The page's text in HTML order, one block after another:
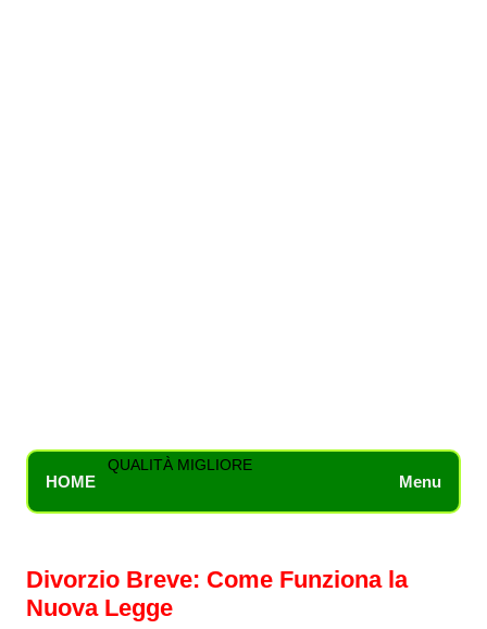
HOME
QUALITÀ MIGLIORE
Menu
Divorzio Breve: Come Funziona la
Nuova Legge